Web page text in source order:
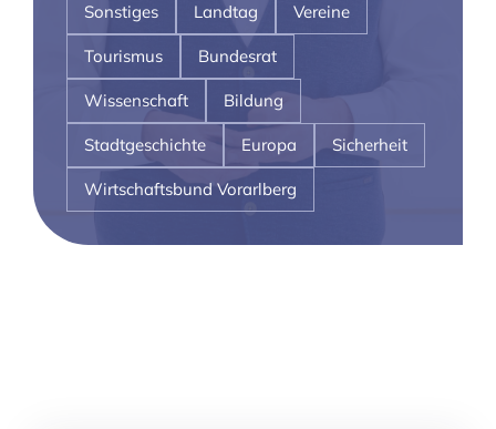
Sonstiges Landtag Vereine
Tourismus Bundesrat
Wissenschaft Bildung
Stadtgeschichte Europa Sicherheit
Wirtschaftsbund Vorarlberg